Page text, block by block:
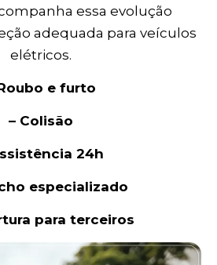
essa evolução
adequada para veículos
elétricos.
e furto
– Colisão
24h
especializado
para terceiros